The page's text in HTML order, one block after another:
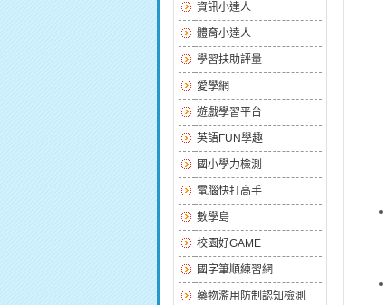
資訊小達人
體育小達人
學習扶助評量
愛學網
遊戲學習平台
英語FUN學趣
國小學力檢測
電腦快打高手
數學島
校園好GAME
國字筆順練習網
藥物濫用防制認知檢測